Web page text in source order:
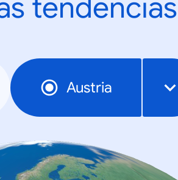
Austria